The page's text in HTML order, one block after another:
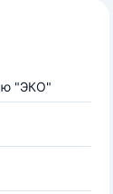
"ЭКО"